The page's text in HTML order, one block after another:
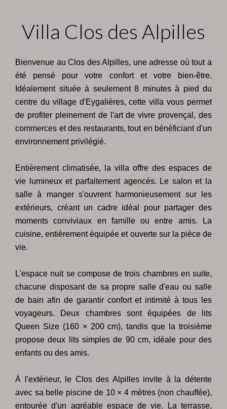
Villa Clos des Alpilles
Bienvenue au Clos des Alpilles, une adresse où tout a
été pensé pour votre confort et votre bien-être.
Idéalement située à seulement 8 minutes à pied du
centre du village d'Eygalières, cette villa vous permet
de profiter pleinement de l'art de vivre provençal, des
commerces et des restaurants, tout en bénéficiant d'un
environnement privilégié.
Entièrement climatisée, la villa offre des espaces de
vie lumineux et parfaitement agencés. Le salon et la
salle à manger s'ouvrent harmonieusement sur les
extérieurs, créant un cadre idéal pour partager des
moments conviviaux en famille ou entre amis. La
cuisine, entièrement équipée et ouverte sur la pièce de
vie.
L'espace nuit se compose de trois chambres en suite,
chacune disposant de sa propre salle d'eau ou salle
de bain afin de garantir confort et intimité à tous les
voyageurs. Deux chambres sont équipées de lits
Queen Size (160 × 200 cm), tandis que la troisième
propose deux lits simples de 90 cm, idéale pour des
enfants ou des amis.
À l'extérieur, le Clos des Alpilles invite à la détente
avec sa belle piscine de 10 × 4 mètres (non chauffée),
entourée d'un agréable espace de vie. La terrasse,